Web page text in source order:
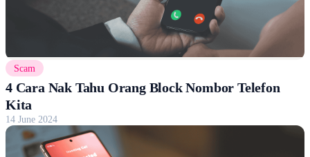
Scam
4 Cara Nak Tahu Orang Block Nombor Telefon
Kita
14 June 2024